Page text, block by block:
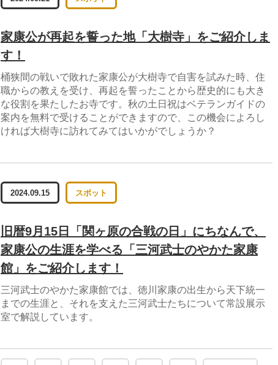
家康公が再起を誓った地「大樹寺」をご紹介しま
す！
桶狭間の戦いで敗れた家康公が大樹寺で自害を試みた時、住
職からの教えを受け、再起を誓ったことから歴史的にも大き
な役割を果たしたお寺です。秋の土日祝はベテランガイドの
案内を無料で受けることができますので、この機会によろし
ければ大樹寺に訪れてみてはいかがでしょうか？
2024.09.15 スポット
旧暦9月15日「関ヶ原の合戦の日」にちなんで、
家康公の生涯を学べる「三河武士のやかた家康
館」をご紹介します！
三河武士のやかた家康館では、徳川家康の出生から天下統一
までの生涯と、それを支えた三河武士たちについて常設展示
室で解説しています。